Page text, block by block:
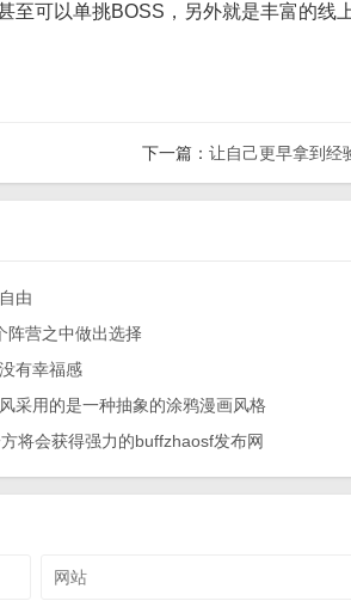
至可以单挑BOSS，另外就是丰富的线
下一篇： 让自己更早拿到经
由
阵营之中做出选择
有幸福感
采用的是一种抽象的涂鸦漫画风格
将会获得强力的buffzhaosf发布网